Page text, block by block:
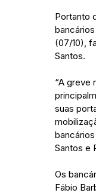
Portanto
(07/10),
Santos.
“A greve
suas
Santos e
Os
Fábio